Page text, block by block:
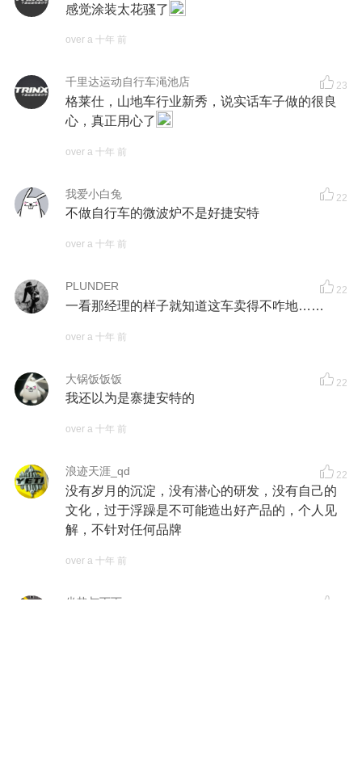
感觉涂装太花骚了
over a 十年 前
千里达运动自行车渑池店 23
格莱仕，山地车行业新秀，说实话车子做的很良
心，真正用心了
over a 十年 前
我爱小白兔 22
不做自行车的微波炉不是好捷安特
over a 十年 前
PLUNDER 22
一看那经理的样子就知道这车卖得不咋地……
over a 十年 前
大锅饭饭饭 22
我还以为是寨捷安特的
over a 十年 前
浪迹天涯_qd 22
没有岁月的沉淀，没有潜心的研发，没有自己的
文化，过于浮躁是不可能造出好产品的，个人见
解，不针对任何品牌
over a 十年 前
坐垫与丁丁